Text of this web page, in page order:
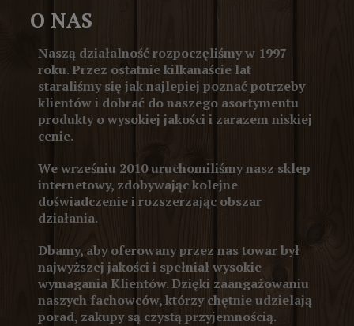
O NAS
Naszą działalność rozpoczęliśmy w 1997
roku. Przez ostatnie kilkanaście lat
staraliśmy się jak najlepiej poznać potrzeby
klientów i dobrać do naszego asortymentu
produkty o wysokiej jakości i zarazem niskiej
cenie.
We wrześniu 2010 uruchomiliśmy nasz sklep
internetowy, zdobywając kolejne
doświadczenie i rozszerzając obszar
działania.
Dbamy, aby oferowany przez nas towar był
najwyższej jakości i spełniał wysokie
wymagania Klientów. Dzięki zaangażowaniu
naszych fachowców, którzy chętnie udzielają
porad, zakupy są czystą przyjemnością.